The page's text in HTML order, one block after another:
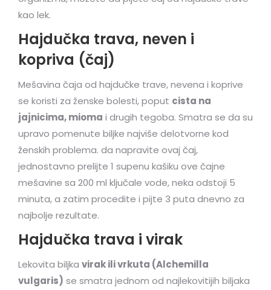
kao lek.
Hajdučka trava, neven i
kopriva (čaj)
Mešavina čaja od hajdučke trave, nevena i koprive
se koristi za ženske bolesti, poput cista na
jajnicima, mioma i drugih tegoba. Smatra se da su
upravo pomenute biljke najviše delotvorne kod
ženskih problema. da napravite ovaj čaj,
jednostavno prelijte 1 supenu kašiku ove čajne
mešavine sa 200 ml ključale vode, neka odstoji 5
minuta, a zatim procedite i pijte 3 puta dnevno za
najbolje rezultate.
Hajdučka trava i virak
Lekovita biljka virak ili vrkuta (Alchemilla
vulgaris) se smatra jednom od najlekovitijih biljaka